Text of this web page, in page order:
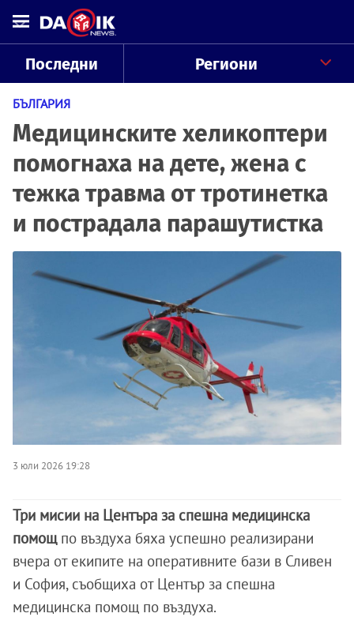
Последни Региони
БЪЛГАРИЯ
Медицинските хеликоптери
помогнаха на дете, жена с
тежка травма от тротинетка
и пострадала парашутистка
3 юли 2026 19:28
Три мисии на Центъра за спешна медицинска
помощпо въздуха бяха успешно реализирани
вчера от екипите на оперативните бази в Сливен
и София, съобщиха от Център за спешна
медицинска помощ по въздуха.